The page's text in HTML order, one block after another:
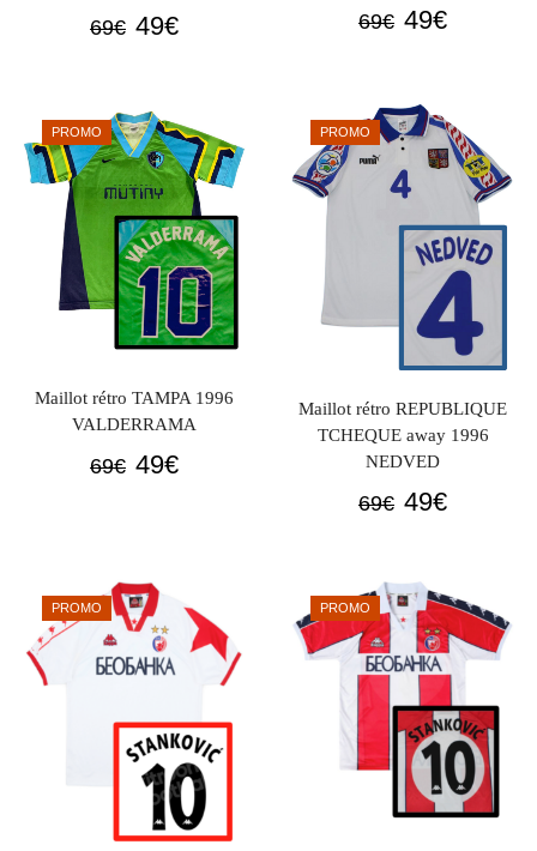
69€ Le
était :
69€.
49€Le
est :
49€.
69€ Le
était :
69€.
49€Le
49€.
PROMO
Maillot rétro TAMPA 1996
VALDERRAMA
69€ Le
69€.
49€Le
PROMO
Maillot rétro REPUBLIQUE
TCHEQUE away 1996
NEDVED
69€ Le
était :
69€.
49€Le
est :
49€.
PROMO PROMO